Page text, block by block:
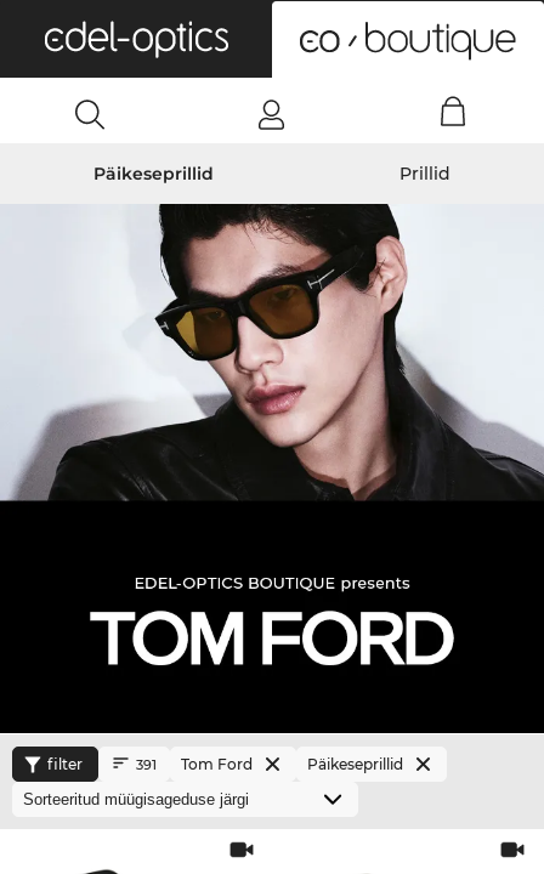
Päikeseprillid Prillid
filter 391 Tom Ford Päikeseprillid